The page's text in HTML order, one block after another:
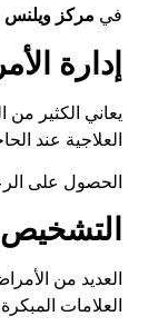
في مركز ويلنس
إدارة
يعاني الكثير
العلاجية عند
الحصول على
التشخيص
العديد من
العلامات